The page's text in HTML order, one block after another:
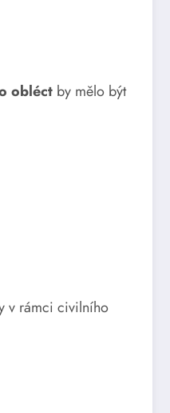
obléct by mělo být
v rámci civilního